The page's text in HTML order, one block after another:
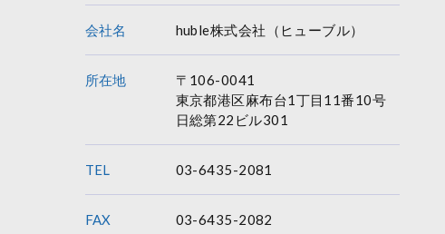
会社名 huble株式会社（ヒューブル）
所在地
〒106-0041
東京都港区麻布台1丁目11番10号
日総第22ビル301
TEL 03-6435-2081
FAX 03-6435-2082